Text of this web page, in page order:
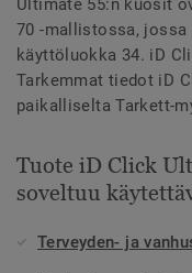
Ultimate 55:n kuosit
70 -mallistossa, jossa
käyttöluokka 34. iD
Tarkemmat tiedot iD
paikalliselta Tarkett-
Tuote iD Click
soveltuu
Terveyden- ja